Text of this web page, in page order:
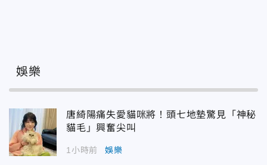
娛樂
唐綺陽痛失愛貓咪將！頭七地墊驚見「神秘
貓毛」興奮尖叫
1小時前 娛樂